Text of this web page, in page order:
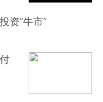
资“牛市”